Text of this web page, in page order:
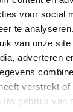
voor social
te
van onze site
adverteren
verstrekt of
gebruik van